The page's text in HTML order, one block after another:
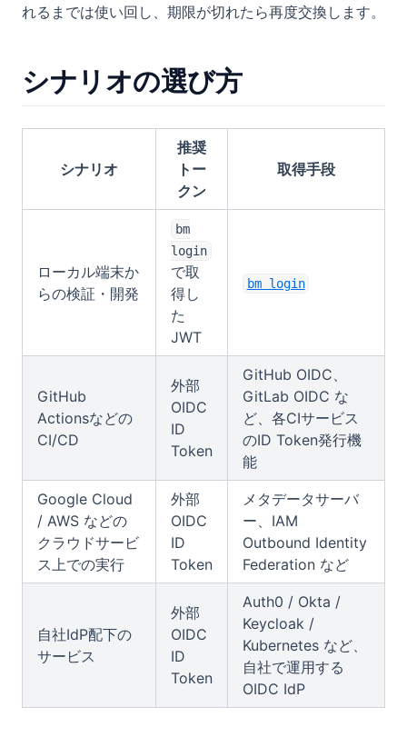
れるまでは使い回し、期限が切れたら再度交換します。
シナリオの選び方
シナリオ
推奨
トー
クン
取得手段
ローカル端末か
らの検証・開発
bm
login
で取
得し
た
JWT
bm login
GitHub
Actionsなどの
CI/CD
外部
OIDC
ID
Token
GitHub OIDC、
GitLab OIDC な
ど、各CIサービス
のID Token発行機
能
Google Cloud
/ AWS などの
クラウドサービ
ス上での実行
外部
OIDC
ID
Token
メタデータサーバ
ー、IAM
Outbound Identity
Federation など
自社IdP配下の
サービス
外部
OIDC
ID
Token
Auth0 / Okta /
Keycloak /
Kubernetes など、
自社で運用する
OIDC IdP